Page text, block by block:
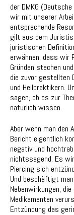
der DMKG
wir mit unserer
entsprechende
gilt aus dem
juristischen
erwähnen, dass wir
Gründen stechen
die zuvor gestellten
und Heilpraktikern.
sagen, ob es zur
natürlich wissen.
Aber wenn man
Bericht eigentlich
negativ und
nichtssagend. Es
Piercing sich
Und beschäftigt
Nebenwirkungen,
Medikamenten
Entzündung das